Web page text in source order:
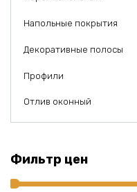
Напольные покрытия
Декоративные полосы
Профили
Отлив оконный
Фильтр цен